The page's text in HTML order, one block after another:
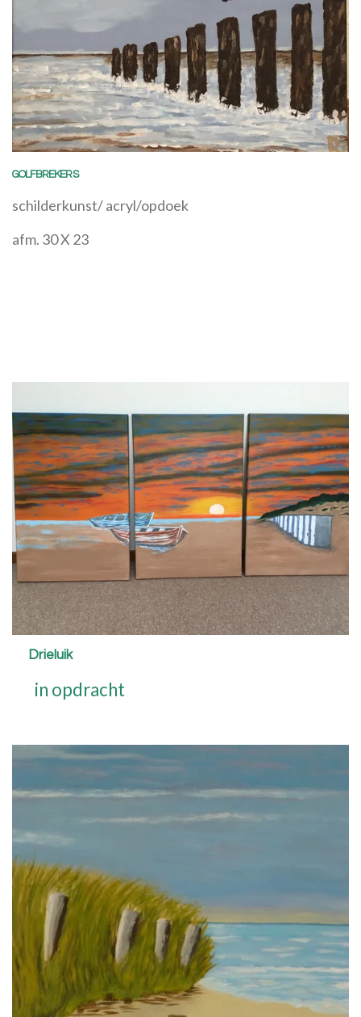
GOLFBREKERS
schilderkunst/ acryl/opdoek
afm. 30 X 23
Drieluik
in opdracht